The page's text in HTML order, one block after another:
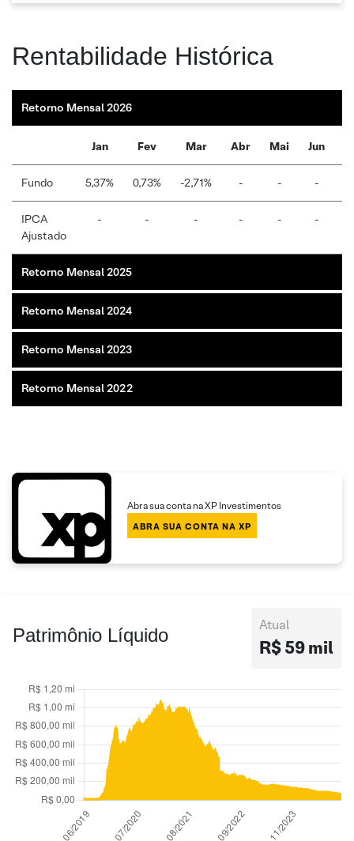
Rentabilidade Histórica
Retorno Mensal 2026
Jan Fev Mar Abr Mai Jun
Fundo 5,37% 0,73% -2,71% - - -
IPCA
Ajustado
- - - - - -
Retorno Mensal 2025
Retorno Mensal 2024
Retorno Mensal 2023
Retorno Mensal 2022
Abra sua conta na XP Investimentos
ABRA SUA CONTA NA XP
Patrimônio Líquido Atual
R$ 59 mil